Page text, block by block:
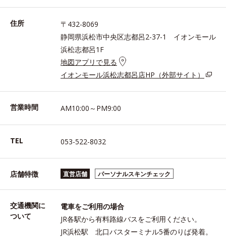
住所
〒432-8069
静岡県浜松市中央区志都呂2-37-1 イオンモール
浜松志都呂1F
地図アプリで見る
イオンモール浜松志都呂店HP（外部サイト）
営業時間 AM10:00～PM9:00
TEL 053-522-8032
店舗特徴 直営店舗 パーソナルスキンチェック
交通機関に
ついて
電車をご利用の場合
JR各駅から有料路線バスをご利用ください。
JR浜松駅 北口バスターミナル5番のりば発着。